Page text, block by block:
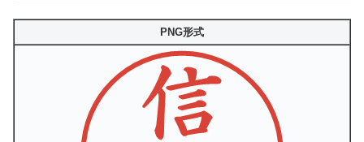
PNG形式